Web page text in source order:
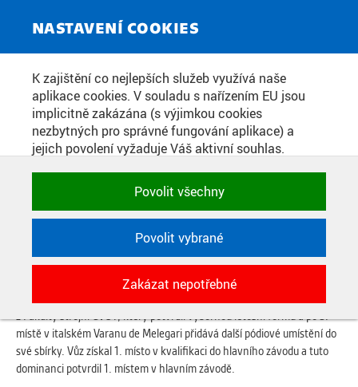
NASTAVENÍ COOKIES
K zajištění co nejlepších služeb využívá naše
aplikace cookies. V souladu s nařízením EU jsou
implicitně zakázána (s výjimkou cookies
nezbytných pro správné fungování aplikace) a
jejich povolení vyžaduje Váš aktivní souhlas.
zakázat, případně vybrat a povolit cookies podle
kategorie. Svoje rozhodnutí můžete samozřejmě
kdykoli změnit.
POTŘEBNÉ
Technické cookies využívané aplikacemi
ČVUT pro uchování jejich nastavení,
vlastností a identifikátorů relace. Jsou
nezbytné pro správné fungování a jsou
vždy aktivní.
Povolit všechny
Povolit vybrané
Zakázat nepotřebné
ZPRAVODAJSKÝ SERVIS
STUDENTSKÉ FORMULE ČVUT V
PRAZE PŘIVEZLY Z MOSTU
ZLATOU A STŘÍBRNOU MEDAILI
19. 8. 2019
Ve dnech 13. až 17. srpna se na polygonu u Autodromu Most konal
mezinárodní závod studentských formulí Formula Student Czech
Republic, na který každoročně dorazí univerzitní týmy z celého
z Fakulty strojní ČVUT, který potvrdil výbornou letošní formu a po 3.
místě v italském Varanu de Melegari přidává další pódiové umístění do
své sbírky. Vůz získal 1. místo v kvalifikaci do hlavního závodu a tuto
dominanci potvrdil 1. místem v hlavním závodě.